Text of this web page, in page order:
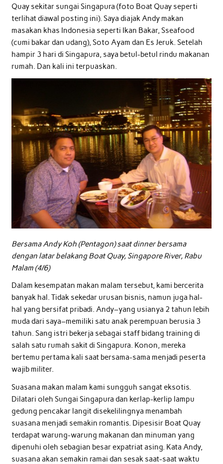
Quay sekitar sungai Singapura (foto Boat Quay seperti
terlihat diawal posting ini). Saya diajak Andy makan
masakan khas Indonesia seperti Ikan Bakar, Sseafood
(cumi bakar dan udang), Soto Ayam dan Es Jeruk. Setelah
hampir 3 hari di Singapura, saya betul-betul rindu makanan
rumah. Dan kali ini terpuaskan.
Bersama Andy Koh (Pentagon) saat dinner bersama
dengan latar belakang Boat Quay, Singapore River, Rabu
Malam (4/6)
Dalam kesempatan makan malam tersebut, kami bercerita
banyak hal. Tidak sekedar urusan bisnis, namun juga hal-
hal yang bersifat pribadi. Andy–yang usianya 2 tahun lebih
muda dari saya–memiliki satu anak perempuan berusia 3
tahun. Sang istri bekerja sebagai staff bidang training di
salah satu rumah sakit di Singapura. Konon, mereka
bertemu pertama kali saat bersama-sama menjadi peserta
wajib militer.
Suasana makan malam kami sungguh sangat eksotis.
Dilatari oleh Sungai Singapura dan kerlap-kerlip lampu
gedung pencakar langit disekelilingnya menambah
suasana menjadi semakin romantis. Dipesisir Boat Quay
terdapat warung-warung makanan dan minuman yang
dipenuhi oleh sebagian besar expatriat asing. Kata Andy,
suasana akan semakin ramai dan sesak saat-saat waktu